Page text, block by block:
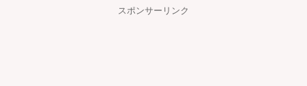
スポンサーリンク